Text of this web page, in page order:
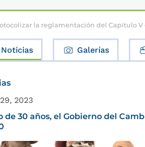
la reglamentación del Capítulo V
Noticias Galerías
2023
de 30 años, el Gobierno del